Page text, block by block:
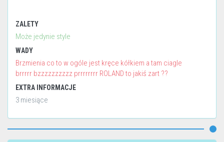
ZALETY
Może jedynie style
WADY
Brzmienia co to w ogóle jest kręce kółkiem a tam ciagle
brrrrr bzzzzzzzzzz prrrrrrrr ROLAND to jakiś zart ??
EXTRA INFORMACJE
3 miesiące